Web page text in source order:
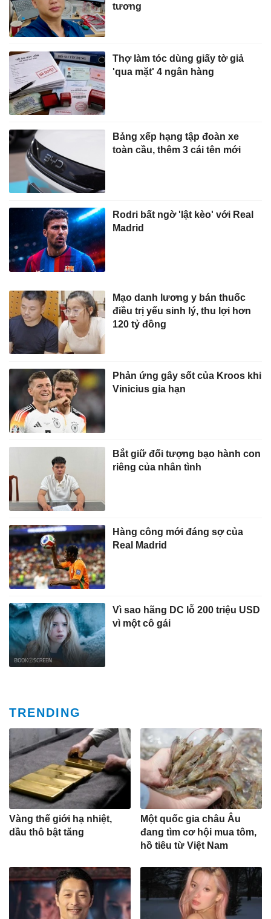
tương
Thợ làm tóc dùng giấy tờ giả
'qua mặt' 4 ngân hàng
Bảng xếp hạng tập đoàn xe
toàn cầu, thêm 3 cái tên mới
Rodri bất ngờ 'lật kèo' với Real
Madrid
Mạo danh lương y bán thuốc
điều trị yếu sinh lý, thu lợi hơn
120 tỷ đồng
Phản ứng gây sốt của Kroos khi
Vinicius gia hạn
Bắt giữ đối tượng bạo hành con
riêng của nhân tình
Hàng công mới đáng sợ của
Real Madrid
Vì sao hãng DC lỗ 200 triệu USD
vì một cô gái
TRENDING
Vàng thế giới hạ nhiệt,
dầu thô bật tăng
Một quốc gia châu Âu
đang tìm cơ hội mua tôm,
hồ tiêu từ Việt Nam